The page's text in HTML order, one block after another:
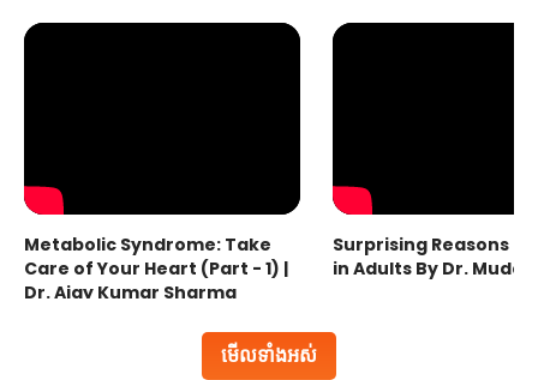
មើលទាំងអស់
Metabolic Syndrome: Take
Care of Your Heart (Part - 1) |
Dr. Ajay Kumar Sharma
Surprising Reasons
in Adults By Dr.